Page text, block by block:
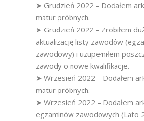
➤ Grudzień 2022 – Dodałem
matur próbnych.
➤ Grudzień 2022 – Zrobiłem
aktualizację listy zawodów
zawodowy) i uzupełniłem
zawody o nowe kwalifikacje.
➤ Wrzesień 2022 – Dodałem
matur próbnych.
➤ Wrzesień 2022 – Dodałem
egzaminów zawodowych (Lato